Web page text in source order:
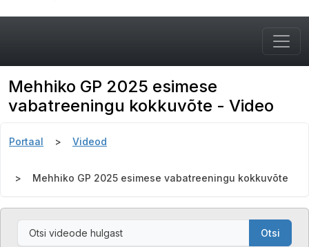
Mehhiko GP 2025 esimese
vabatreeningu kokkuvõte - Video
Portaal Videod
Mehhiko GP 2025 esimese vabatreeningu kokkuvõte
Otsi